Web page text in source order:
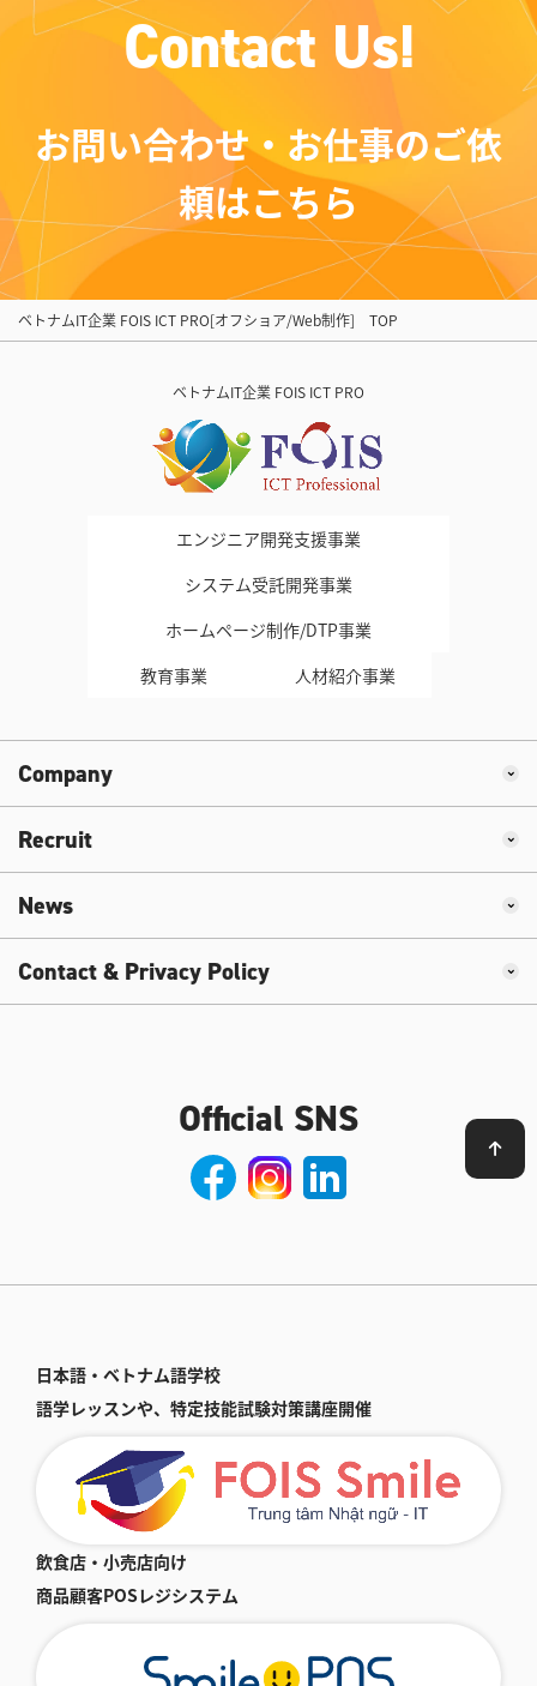
Contact Us!
お問い合わせ・お仕事のご依
頼はこちら
ベトナムIT企業 FOIS ICT PRO[オフショア/Web制作] TOP
ベトナムIT企業 FOIS ICT PRO
エンジニア開発支援事業
システム受託開発事業
ホームページ制作/DTP事業
教育事業
人材紹介事業
Company
Recruit
News
Contact & Privacy Policy
日本語・ベトナム語学校
語学レッスンや、特定技能試験対策講座開催
飲食店・小売店向け
商品顧客POSレジシステム